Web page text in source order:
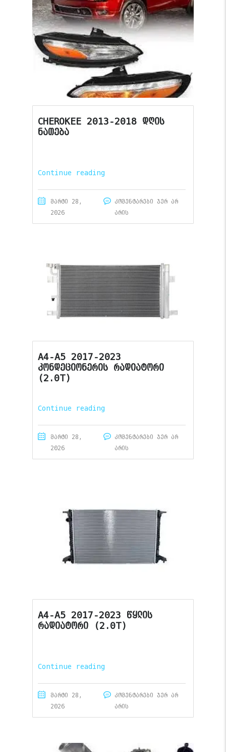
CHEROKEE 2013-2018 დღის
ნათება
Continue reading
მარტი 28,
2026
კომენტარები ჯერ არ
არის
A4-A5 2017-2023
კონდეციონერის რადიატორი
(2.0T)
Continue reading
მარტი 28,
2026
კომენტარები ჯერ არ
არის
A4-A5 2017-2023 წყლის
რადიატორი (2.0T)
Continue reading
მარტი 28,
2026
კომენტარები ჯერ არ
არის